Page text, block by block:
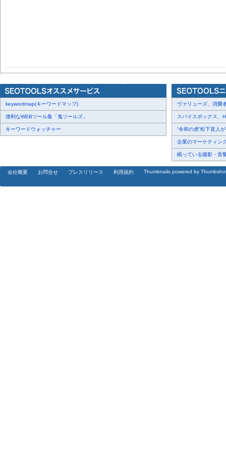
keywordmap(キーワードマップ)
便利なWEBツール集「鬼ツールズ」
キーワードウォッチャー
ヴァリューズ、消費
スパイスボックス、
“令和の虎”松下直人
企業のマーケティン
眠っている撮影・音
会社概要 お問合せ プレスリリース 利用規約 Thumbnails powered by